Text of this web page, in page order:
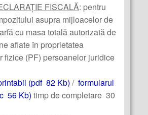
FISCALĂ: pentru
asupra mijloacelor de
cu masa totală autorizată de
aflate în proprietatea
fizice (PF) persoanelor juridice
(pdf 82 Kb) / formularul
56 Kb) timp de completare 30